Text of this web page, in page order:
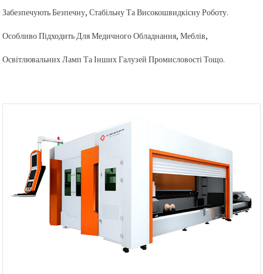
Забезпечують Безпечну, Стабільну Та Високошвидкісну Роботу.
Особливо Підходить Для Медичного Обладнання, Меблів,
Освітлювальних Ламп Та Інших Галузей Промисловості Тощо.